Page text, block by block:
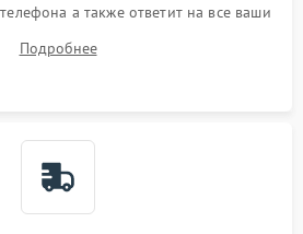
а также ответит на все ваши
Подробнее